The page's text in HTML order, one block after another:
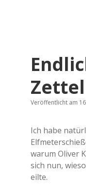
Zettel
Veröffentlicht am
Ich habe
warum Oliver
sich nun,
eilte.